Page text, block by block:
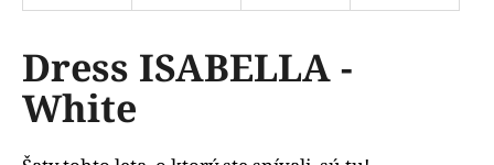
Dress ISABELLA -
White
O
d
p
r